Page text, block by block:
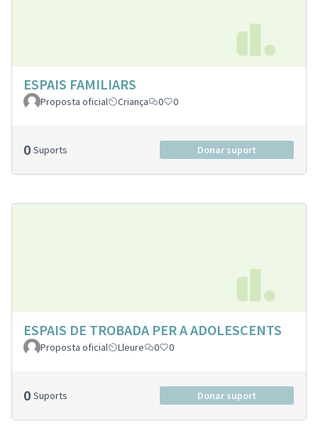
ESPAIS FAMILIARS
Proposta oficial Criança 0 0
0 Suports Donar suport
ESPAIS DE TROBADA PER A ADOLESCENTS
Proposta oficial Lleure 0 0
0 Suports Donar suport